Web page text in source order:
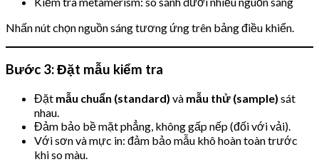
Nhấn nút chọn nguồn sáng tương ứng trên bảng điều khiển.
Bước 3: Đặt mẫu kiểm tra
Đặt mẫu chuẩn (standard) và mẫu thử (sample) sát
nhau.
Đảm bảo bề mặt phẳng, không gấp nếp (đối với vải).
Với sơn và mực in: đảm bảo mẫu khô hoàn toàn trước
khi so màu.